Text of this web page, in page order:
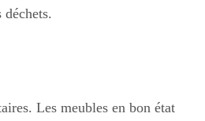
Les meubles en bon état